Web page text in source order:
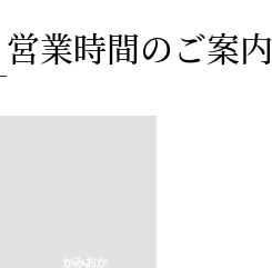
業時間のご案内